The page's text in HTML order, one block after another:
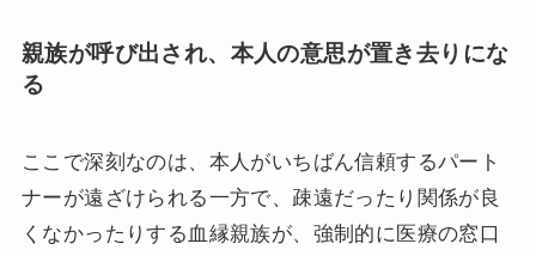
親族が呼び出され、本人の意思が置き去りにな
る
ここで深刻なのは、本人がいちばん信頼するパート
ナーが遠ざけられる一方で、疎遠だったり関係が良
くなかったりする血縁親族が、強制的に医療の窓口